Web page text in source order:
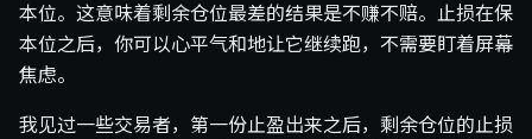
本位。这意味着剩余仓位最差的结果是不赚不赔。止损在保
本位之后，你可以心平气和地让它继续跑，不需要盯着屏幕
焦虑。
我见过一些交易者，第一份止盈出来之后，剩余仓位的止损